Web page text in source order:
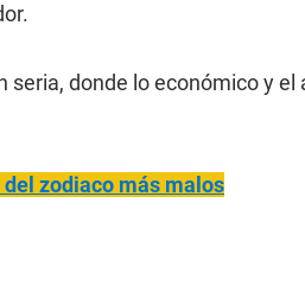
donde lo económico y el
zodiaco más malos